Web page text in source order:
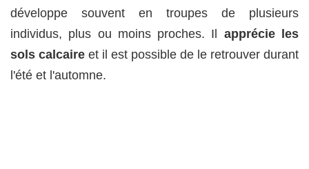
développe souvent en troupes de plusieurs
individus, plus ou moins proches. Il apprécie les
sols calcaire et il est possible de le retrouver durant
l'été et l'automne.